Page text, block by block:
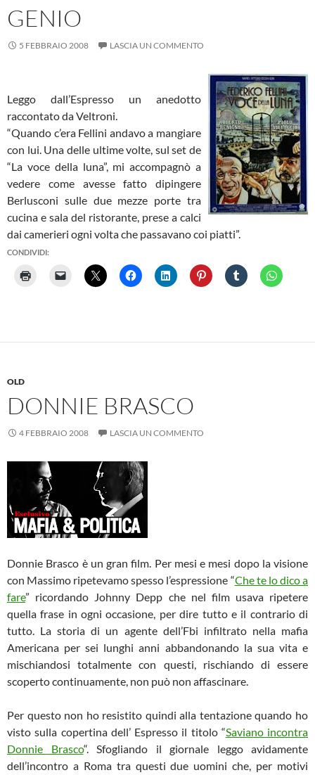
GENIO
5 FEBBRAIO 2008 LASCIA UN COMMENTO
Leggo dall’Espresso un anedotto
raccontato da Veltroni.
“Quando c’era Fellini andavo a mangiare
con lui. Una delle ultime volte, sul set de
“La voce della luna”, mi accompagnò a
vedere come avesse fatto dipingere
Berlusconi sulle due mezze porte tra
cucina e sala del ristorante, prese a calci
dai camerieri ogni volta che passavano coi piatti”.
CONDIVIDI:
OLD
DONNIE BRASCO
4 FEBBRAIO 2008 LASCIA UN COMMENTO
Donnie Brasco è un gran film. Per mesi e mesi dopo la visione
con Massimo ripetevamo spesso l’espressione “Che te lo dico a
fare” ricordando Johnny Depp che nel film usava ripetere
quella frase in ogni occasione, per dire tutto e il contrario di
tutto. La storia di un agente dell’Fbi infiltrato nella mafia
Americana per sei lunghi anni abbandonando la sua vita e
mischiandosi totalmente con questi, rischiando di essere
scoperto continuamente, non può non affascinare.
Per questo non ho resistito quindi alla tentazione quando ho
visto sulla copertina dell’ Espresso il titolo “Saviano incontra
Donnie Brasco“. Sfogliando il giornale leggo avidamente
dell’incontro a Roma tra questi due uomini che, per motivi